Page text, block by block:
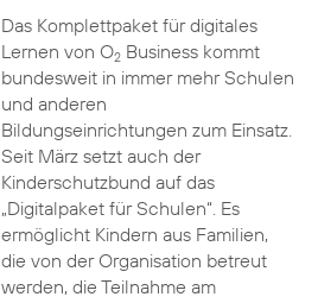
Das Komplettpaket für digitales
Lernen von O2Business kommt
bundesweit in immer mehr Schulen
und anderen
Bildungseinrichtungen zum Einsatz.
Seit März setzt auch der
Kinderschutzbund auf das
„Digitalpaket für Schulen“. Es
ermöglicht Kindern aus Familien,
die von der Organisation betreut
werden, die Teilnahme am